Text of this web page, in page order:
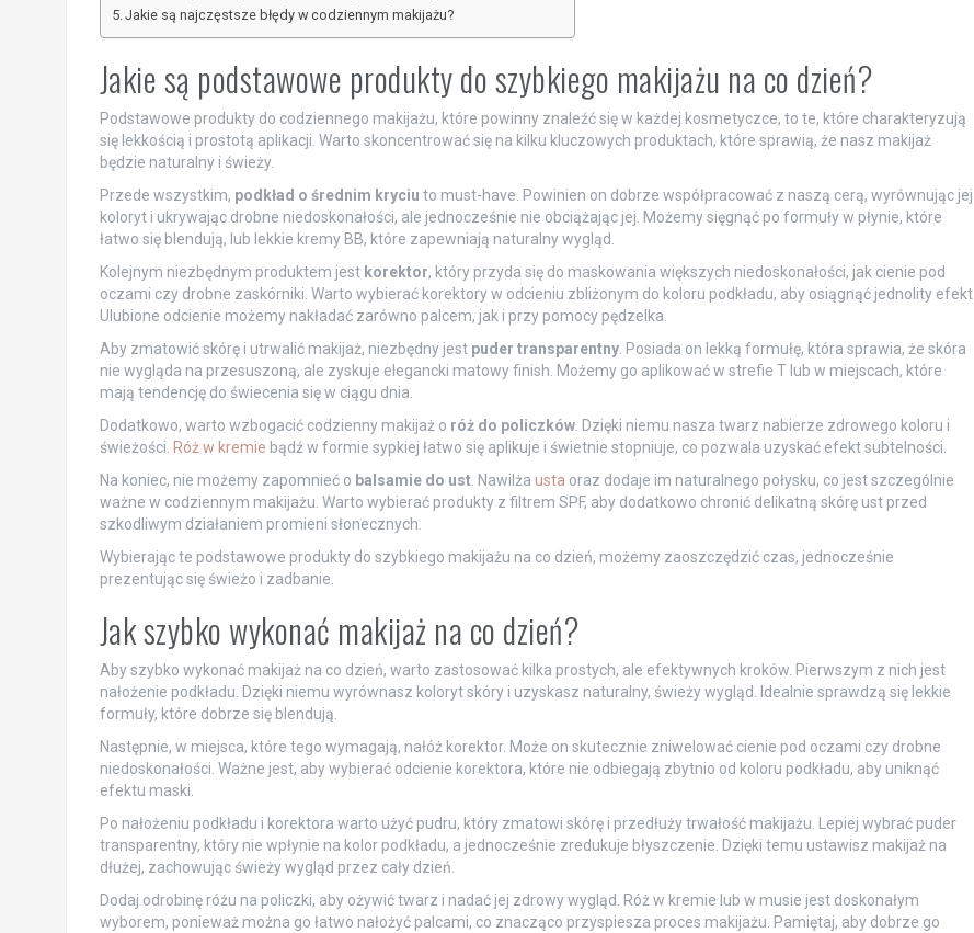
Jakie są najczęstsze błędy w codziennym makijażu?
Jakie są podstawowe produkty do szybkiego makijażu na co dzień?
Podstawowe produkty do codziennego makijażu, które powinny znaleźć się w każdej kosmetyczce, to te, które charakteryzują
się lekkością i prostotą aplikacji. Warto skoncentrować się na kilku kluczowych produktach, które sprawią, że nasz makijaż
będzie naturalny i świeży.
Przede wszystkim, podkład o średnim kryciu to must-have. Powinien on dobrze współpracować z naszą cerą, wyrównując jej
koloryt i ukrywając drobne niedoskonałości, ale jednocześnie nie obciążając jej. Możemy sięgnąć po formuły w płynie, które
łatwo się blendują, lub lekkie kremy BB, które zapewniają naturalny wygląd.
Kolejnym niezbędnym produktem jest korektor, który przyda się do maskowania większych niedoskonałości, jak cienie pod
oczami czy drobne zaskórniki. Warto wybierać korektory w odcieniu zbliżonym do koloru podkładu, aby osiągnąć jednolity efekt.
Ulubione odcienie możemy nakładać zarówno palcem, jak i przy pomocy pędzelka.
Aby zmatowić skórę i utrwalić makijaż, niezbędny jest puder transparentny. Posiada on lekką formułę, która sprawia, że skóra
nie wygląda na przesuszoną, ale zyskuje elegancki matowy finish. Możemy go aplikować w strefie T lub w miejscach, które
mają tendencję do świecenia się w ciągu dnia.
Dodatkowo, warto wzbogacić codzienny makijaż o róż do policzków. Dzięki niemu nasza twarz nabierze zdrowego koloru i
świeżości. Róż w kremie bądź w formie sypkiej łatwo się aplikuje i świetnie stopniuje, co pozwala uzyskać efekt subtelności.
Na koniec, nie możemy zapomnieć o balsamie do ust. Nawilża usta oraz dodaje im naturalnego połysku, co jest szczególnie
ważne w codziennym makijażu. Warto wybierać produkty z filtrem SPF, aby dodatkowo chronić delikatną skórę ust przed
szkodliwym działaniem promieni słonecznych.
Wybierając te podstawowe produkty do szybkiego makijażu na co dzień, możemy zaoszczędzić czas, jednocześnie
prezentując się świeżo i zadbanie.
Jak szybko wykonać makijaż na co dzień?
Aby szybko wykonać makijaż na co dzień, warto zastosować kilka prostych, ale efektywnych kroków. Pierwszym z nich jest
nałożenie podkładu. Dzięki niemu wyrównasz koloryt skóry i uzyskasz naturalny, świeży wygląd. Idealnie sprawdzą się lekkie
formuły, które dobrze się blendują.
Następnie, w miejsca, które tego wymagają, nałóż korektor. Może on skutecznie zniwelować cienie pod oczami czy drobne
niedoskonałości. Ważne jest, aby wybierać odcienie korektora, które nie odbiegają zbytnio od koloru podkładu, aby uniknąć
efektu maski.
Po nałożeniu podkładu i korektora warto użyć pudru, który zmatowi skórę i przedłuży trwałość makijażu. Lepiej wybrać puder
transparentny, który nie wpłynie na kolor podkładu, a jednocześnie zredukuje błyszczenie. Dzięki temu ustawisz makijaż na
dłużej, zachowując świeży wygląd przez cały dzień.
Dodaj odrobinę różu na policzki, aby ożywić twarz i nadać jej zdrowy wygląd. Róż w kremie lub w musie jest doskonałym
wyborem, ponieważ można go łatwo nałożyć palcami, co znacząco przyspiesza proces makijażu. Pamiętaj, aby dobrze go